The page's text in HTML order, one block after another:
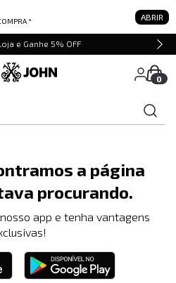
* ABRIR
e Ganhe 5% OFF
0
a página
procurando.
app e tenha vantagens